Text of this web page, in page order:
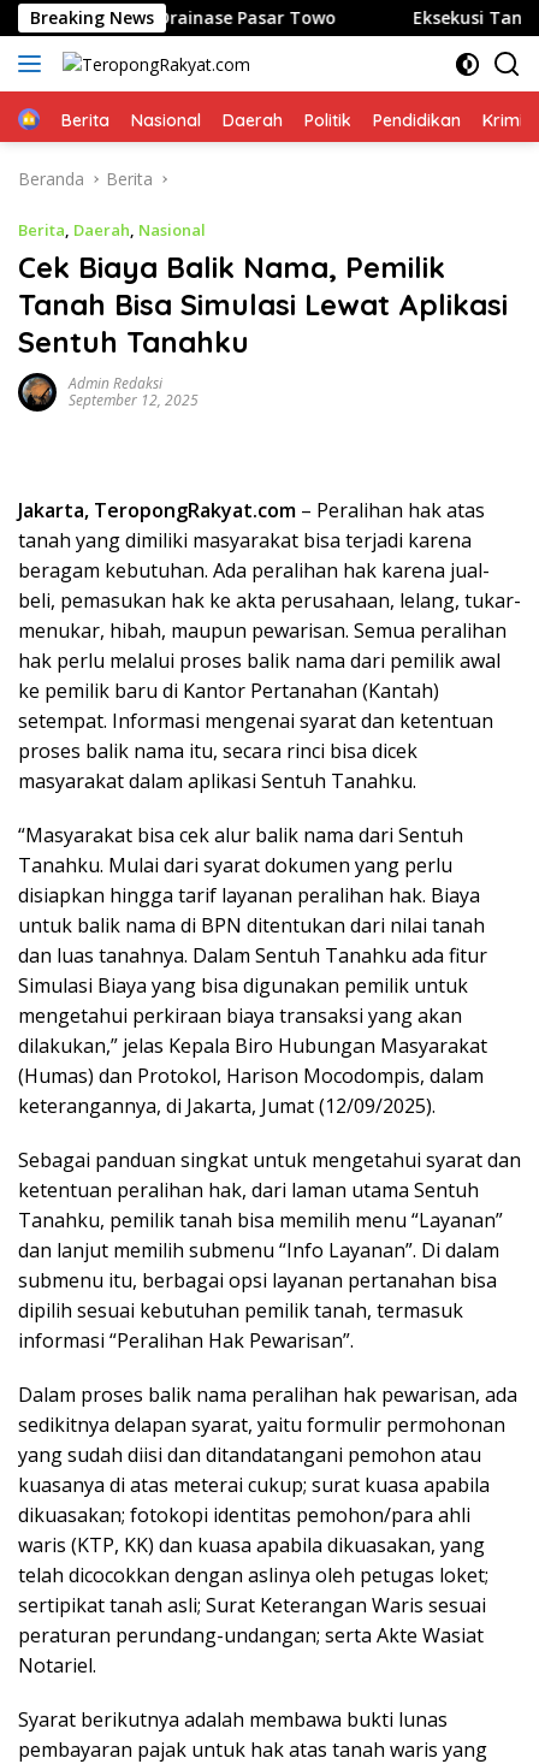
Langsung
ke
konten
Breaking News
Drainase Pasar Towo Eksekusi Tanah di
HomeBerita Nasional Daerah Politik Pendidikan
Beranda Berita
Berita, Daerah, Nasional
Cek Biaya Balik Nama, Pemilik
Tanah Bisa Simulasi Lewat Aplikasi
Sentuh Tanahku
Admin Redaksi
September 12, 2025
Jakarta, TeropongRakyat.com – Peralihan hak atas
tanah yang dimiliki masyarakat bisa terjadi karena
beragam kebutuhan. Ada peralihan hak karena jual-
beli, pemasukan hak ke akta perusahaan, lelang, tukar-
menukar, hibah, maupun pewarisan. Semua peralihan
hak perlu melalui proses balik nama dari pemilik awal
ke pemilik baru di Kantor Pertanahan (Kantah)
setempat. Informasi mengenai syarat dan ketentuan
proses balik nama itu, secara rinci bisa dicek
masyarakat dalam aplikasi Sentuh Tanahku.
“Masyarakat bisa cek alur balik nama dari Sentuh
Tanahku. Mulai dari syarat dokumen yang perlu
disiapkan hingga tarif layanan peralihan hak. Biaya
untuk balik nama di BPN ditentukan dari nilai tanah
dan luas tanahnya. Dalam Sentuh Tanahku ada fitur
Simulasi Biaya yang bisa digunakan pemilik untuk
mengetahui perkiraan biaya transaksi yang akan
dilakukan,” jelas Kepala Biro Hubungan Masyarakat
(Humas) dan Protokol, Harison Mocodompis, dalam
keterangannya, di Jakarta, Jumat (12/09/2025).
Sebagai panduan singkat untuk mengetahui syarat dan
ketentuan peralihan hak, dari laman utama Sentuh
Tanahku, pemilik tanah bisa memilih menu “Layanan”
dan lanjut memilih submenu “Info Layanan”. Di dalam
submenu itu, berbagai opsi layanan pertanahan bisa
dipilih sesuai kebutuhan pemilik tanah, termasuk
informasi “Peralihan Hak Pewarisan”.
Dalam proses balik nama peralihan hak pewarisan, ada
sedikitnya delapan syarat, yaitu formulir permohonan
yang sudah diisi dan ditandatangani pemohon atau
kuasanya di atas meterai cukup; surat kuasa apabila
dikuasakan; fotokopi identitas pemohon/para ahli
waris (KTP, KK) dan kuasa apabila dikuasakan, yang
telah dicocokkan dengan aslinya oleh petugas loket;
sertipikat tanah asli; Surat Keterangan Waris sesuai
peraturan perundang-undangan; serta Akte Wasiat
Notariel.
Syarat berikutnya adalah membawa bukti lunas
pembayaran pajak untuk hak atas tanah waris yang